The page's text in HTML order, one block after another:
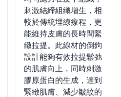
刺激結締組織增生，相
較於傳統埋線療程，更
能維持皮膚的長時間緊
緻拉提。此線材的倒鉤
設計能夠有效拉提鬆弛
的肌膚向上，同時刺激
膠原蛋白的生成，達到
緊緻肌膚、減少皺紋的